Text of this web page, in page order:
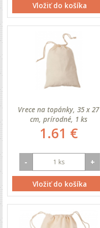
Vložiť do košíka
Vrece na topánky, 35 x 27
cm, prírodné, 1 ks
1.61 €
- +
Vložiť do košíka